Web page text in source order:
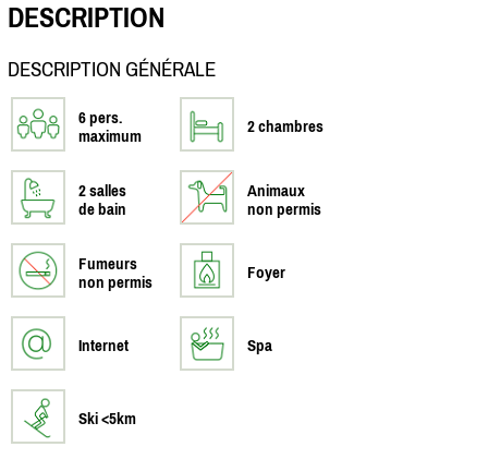
DESCRIPTION
DESCRIPTION GÉNÉRALE
6 pers.
maximum
2 chambres
2 salles
de bain
Animaux
non permis
Fumeurs
non permis
Foyer
Internet Spa
Ski <5km